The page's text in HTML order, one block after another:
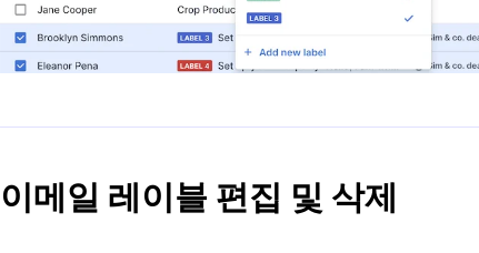
이메일 레이블 편집 및 삭제